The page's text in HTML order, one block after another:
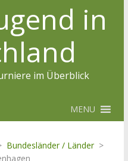
in
im Überblick
MENU
Bundesländer / Länder >